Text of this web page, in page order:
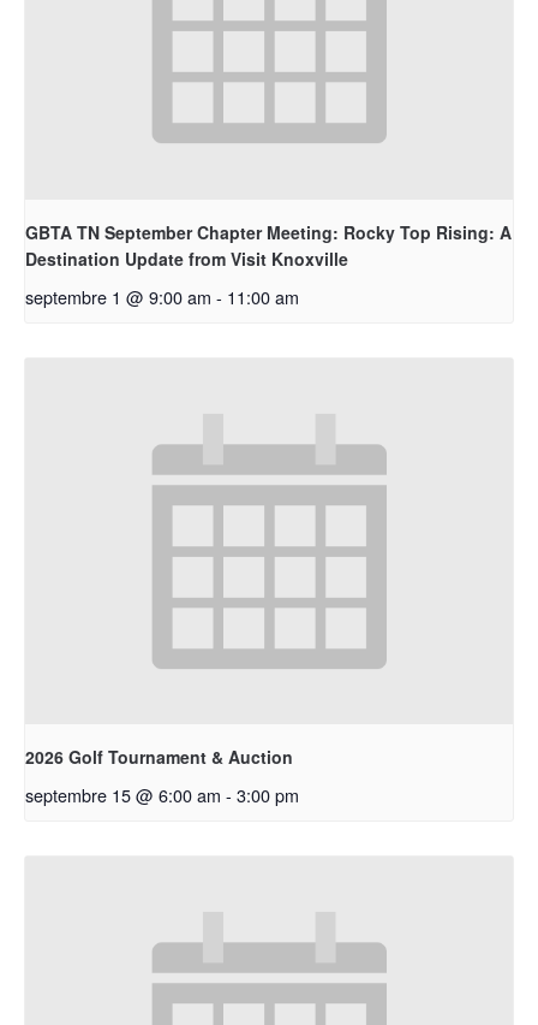
GBTA TN September Chapter Meeting: Rocky Top Rising: A
Destination Update from Visit Knoxville
septembre 1 @ 9:00 am - 11:00 am
2026 Golf Tournament & Auction
septembre 15 @ 6:00 am - 3:00 pm